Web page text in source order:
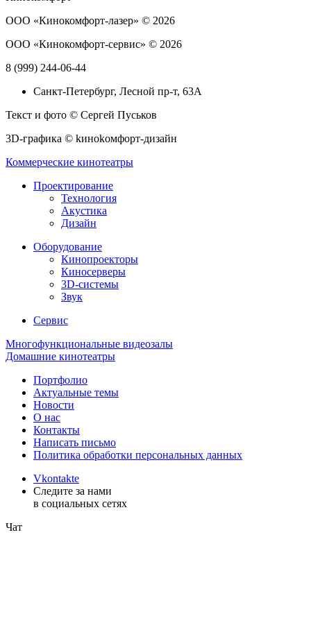
ООО «Кинокомфорт-лазер» © 2026
ООО «Кинокомфорт-сервис» © 2026
8 (999) 244-06-44
Санкт-Петербург, Лесной пр-т, 63А
Текст и фото © Сергей Пуськов
3D-графика © kиноkомфорт-дизайн
Коммерческие кинотеатры
Проектирование
Технология
Акустика
Дизайн
Оборудование
Кинопроекторы
Киносерверы
3D-системы
Звук
Сервис
Многофункциональные видеозалы
Домашние кинотеатры
Портфолио
Актуальные темы
Новости
О нас
Контакты
Написать письмо
Политика обработки персональных данных
Vkontakte
Следите за нами
в социальных сетях
Чат